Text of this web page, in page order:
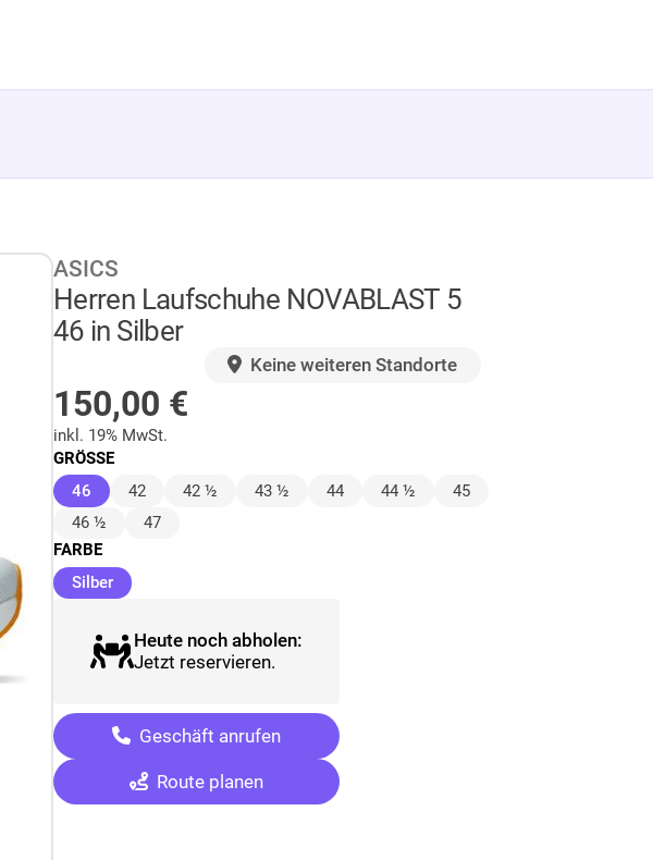
ASICS
Herren Laufschuhe NOVABLAST 5
46 in Silber
Keine weiteren Standorte
150,00 €
inkl. 19% MwSt.
GRÖSSE
46 (ausgewählt)
42 42 ½ 43 ½ 44 44 ½
45
46 ½
47
FARBE
Silber(ausgewählt)
Heute noch abholen:
Jetzt reservieren.
Geschäft anrufen
Route planen